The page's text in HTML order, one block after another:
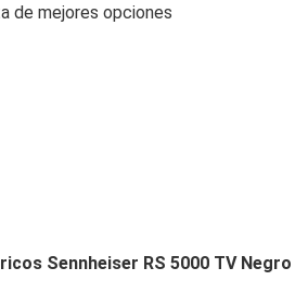
de mejores opciones
Sennheiser RS 5000 TV Negro